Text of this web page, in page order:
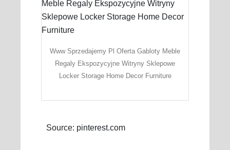
Www Sprzedajemy Pl Oferta Gabloty Meble
Regaly Ekspozycyjne Witryny Sklepowe
Locker Storage Home Decor Furniture
Source: pinterest.com